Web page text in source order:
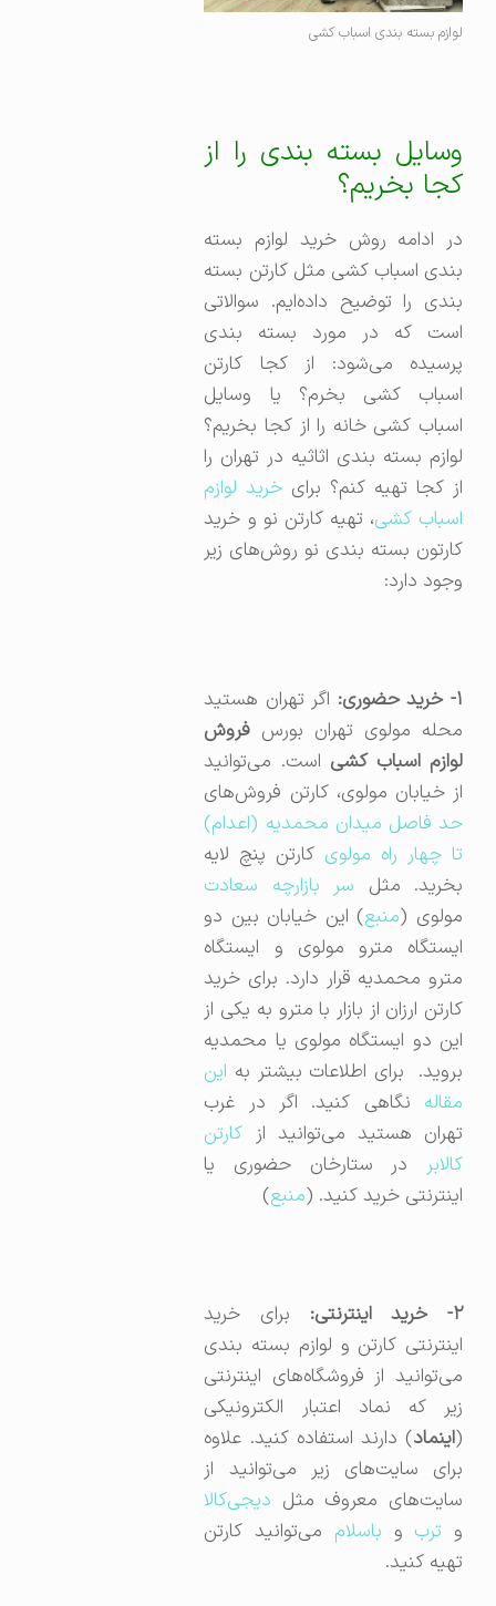
لوازم بسته بندی اسباب کشی
وسایل بسته بندی را از
کجا بخریم؟
در ادامه روش خرید لوازم بسته
بندی اسباب کشی مثل کارتن بسته
بندی را توضیح داده‌ایم. سوالاتی
است که در مورد بسته بندی
پرسیده می‌شود: از کجا کارتن
اسباب کشی بخرم؟ یا وسایل
اسباب کشی خانه را از کجا بخریم؟
لوازم بسته‌ بندی اثاثیه در تهران را
از کجا تهیه کنم؟ برایخرید لوازم
اسباب کشی، تهیه کارتن نو و خرید
کارتون بسته بندی نو روش‌های زیر
وجود دارد:
اگر تهران هستید
محله مولوی تهران بورسفروش
لوازم اسباب کشیاست. می‌توانید
از خیابان مولوی، کارتن فروش‌های
حد فاصل میدان محمدیه (اعدام)
تا چهار راه مولویکارتن پنچ لایه
بخرید. مثلسر بازارچه سعادت
مولوی (منبع) این خیابان بین دو
ایستگاه مترو مولوی و ایستگاه
مترو محمدیه قرار دارد. برای خرید
کارتن ارزان از بازار با مترو به یکی از
این دو ایستگاه مولوی یا محمدیه
بروید. برای اطلاعات بیشتر بهاین
مقالهنگاهی کنید. اگر در غرب
تهران هستید می‌توانید از کارتن
کالابردر ستارخان حضوری یا
اینترنتی خرید کنید. (منبع)
برای خرید
اینترنتی کارتن و لوازم بسته بندی
می‌توانید از فروشگاه‌های اینترنتی
زیر که نماد اعتبار الکترونیکی
اینماد) دارند استفاده کنید. علاوه
برای سایت‌های زیر می‌توانید از
سایت‌های معروف مثلدیجی‌کالا
ترب و باسلاممی‌توانید کارتن
تهیه کنید.